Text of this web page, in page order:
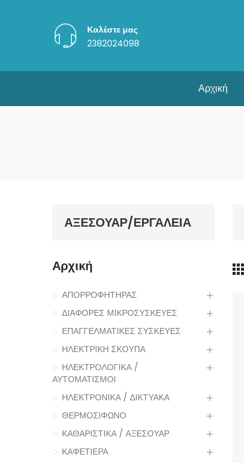
Καλέστε μας
2382024098
Αρχική
ΑΞΕΣΟΥΑΡ/ΕΡΓΑΛΕΙΑ
Αρχική
ΑΠΟΡΡΟΦΗΤΗΡΑΣ
ΔΙΑΦΟΡΕΣ ΜΙΚΡΟΣΥΣΚΕΥΕΣ
ΕΠΑΓΓΕΛΜΑΤΙΚΕΣ ΣΥΣΚΕΥΕΣ
ΗΛΕΚΤΡΙΚΗ ΣΚΟΥΠΑ
ΗΛΕΚΤΡΟΛΟΓΙΚΑ /
ΑΥΤΟΜΑΤΙΣΜΟΙ
ΗΛΕΚΤΡΟΝΙΚΑ / ΔΙΚΤΥΑΚΑ
ΘΕΡΜΟΣΙΦΩΝΟ
ΚΑΘΑΡΙΣΤΙΚΑ / ΑΞΕΣΟΥΑΡ
ΚΑΦΕΤΙΕΡΑ